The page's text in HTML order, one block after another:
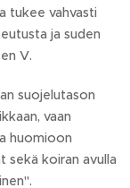
tukee vahvasti
ja suden
V.
suojelutason
vaan
huomioon
sekä koiran avulla